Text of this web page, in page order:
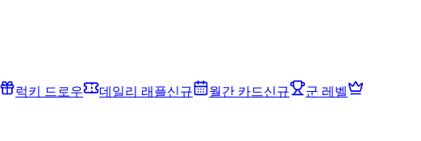
럭키 드로우 데일리 래플신규 월간 카드신규
군 레벨